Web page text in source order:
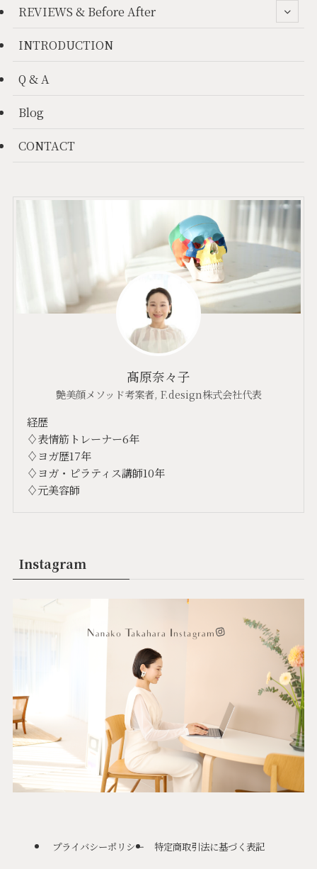
REVIEWS & Before After
INTRODUCTION
Q & A
Blog
CONTACT
髙原奈々子
艶美顔メソッド考案者, F.design株式会社代表
経歴
♢表情筋トレーナー6年
♢ヨガ歴17年
♢ヨガ・ピラティス講師10年
♢元美容師
Instagram
プライバシーポリシー 特定商取引法に基づく表記